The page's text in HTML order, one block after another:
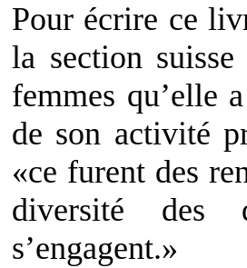
Pour écrire ce
la section
femmes qu’elle
de son activité
«ce furent des
diversité des
s’engagent.»